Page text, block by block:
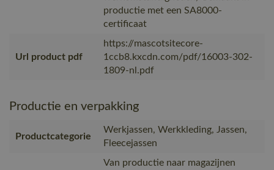
productie met een SA8000-
certificaat
Url product pdf
https://mascotsitecore-
1ccb8.kxcdn.com/pdf/16003-302-
1809-nl.pdf
Productie en verpakking
Productcategorie
Werkjassen, Werkkleding, Jassen,
Fleecejassen
Van productie naar magazijnen